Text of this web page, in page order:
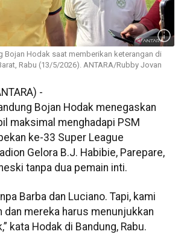
Bojan Hodak saat memberikan keterangan di
Rabu (13/5/2026). ANTARA/Rubby Jovan
-
Bojan Hodak menegaskan
maksimal menghadapi PSM
ke-33 Super League
Gelora B.J. Habibie, Parepare,
tanpa dua pemain inti.
Barba dan Luciano. Tapi, kami
dan mereka harus menunjukkan
kata Hodak di Bandung, Rabu.